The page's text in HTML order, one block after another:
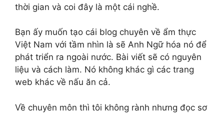
thời gian và coi đây là một cái nghề.
Bạn ấy muốn tạo cái blog chuyên về ẩm thực
Việt Nam với tầm nhìn là sẽ Anh Ngữ hóa nó để
phát triển ra ngoài nước. Bài viết sẽ có nguyên
liệu và cách làm. Nó không khác gì các trang
web khác về nấu ăn cả.
Về chuyên môn thì tôi không rành nhưng đọc sơ